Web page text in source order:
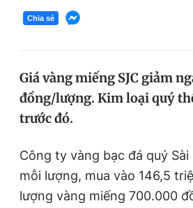
Chia sẻ
Giá vàng miếng SJC giảm
đồng/lượng. Kim loại quý
trước đó.
Công ty vàng bạc đá quý Sài
mỗi lượng, mua vào 146,5
lượng vàng miếng 700.000